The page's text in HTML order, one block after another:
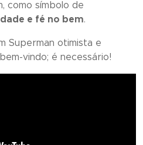
como símbolo de
e fé no bem.
Superman otimista e
vindo; é necessário!